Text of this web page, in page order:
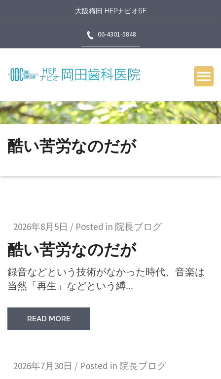
大阪梅田 HEPナビオ6F
06-4301-5848
酷い苦労なのだが
2026年8月5日 / Posted in 院長ブログ
酷い苦労なのだが
録音などという技術がなかった時代、音楽は
当然「再生」などという縛...
READ MORE
2026年7月30日 / Posted in 院長ブログ